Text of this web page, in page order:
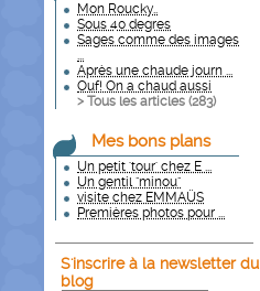
Mon Roucky..
Sous 40 degres
Sages comme des images
...
Après une chaude journ ...
Ouf! On a chaud aussi
> Tous les articles (283)
Mes bons plans
Un petit 'tour' chez E ...
Un gentil "minou"
visite chez EMMAÜS
Premières photos pour ...
S'inscrire à la newsletter du
blog